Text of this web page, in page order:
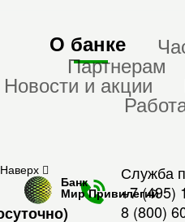
О банке
Партнерам
Новости и акции
Служба
+7 (495)
8 (800)
Наверх
Банк
Мир Привилегий